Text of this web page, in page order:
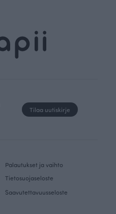
Tilaa uutiskirje
Palautukset ja vaihto
Tietosuojaseloste
Saavutettavuusseloste